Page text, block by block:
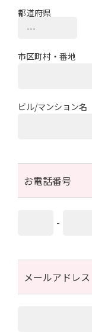
都道府県
市区町村・番地
ビル/マンション名
お電話番号
-
メールアドレス